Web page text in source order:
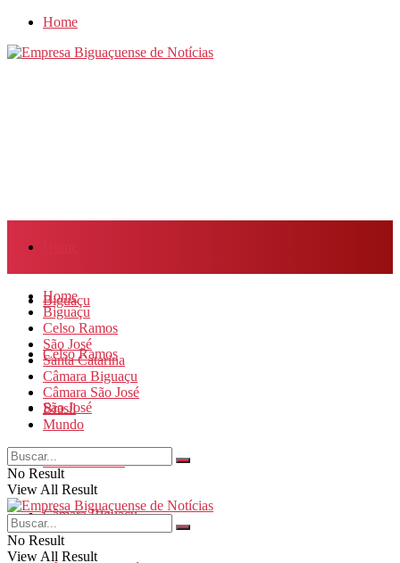
Home
Biguaçu
Celso Ramos
São José
Santa Catarina
Câmara Biguaçu
Home
Biguaçu
Celso Ramos
São José
Santa Catarina
Câmara Biguaçu
Câmara São José
Brasil
Mundo
No Result
View All Result
No Result
View All Result